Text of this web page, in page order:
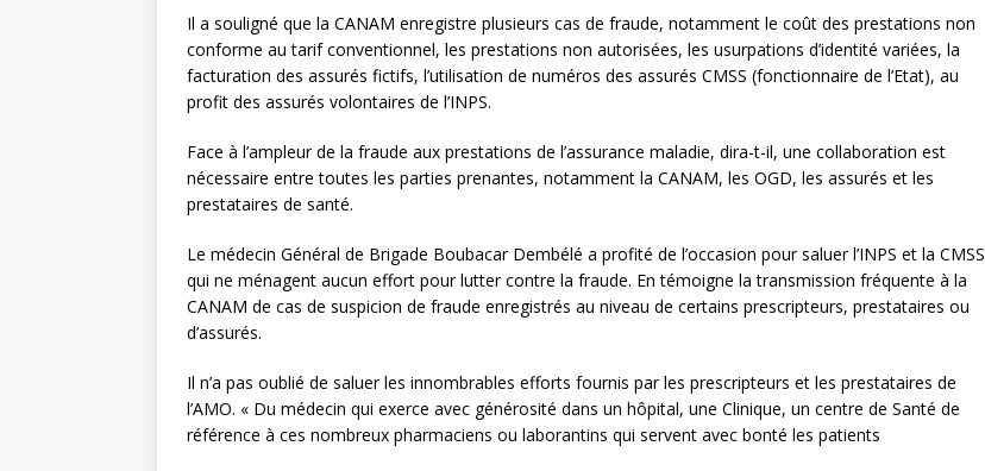
Il a souligné que la CANAM enregistre plusieurs cas de fraude, notamment le coût des prestations non
conforme au tarif conventionnel, les prestations non autorisées, les usurpations d’identité variées, la
facturation des assurés fictifs, l’utilisation de numéros des assurés CMSS (fonctionnaire de l’Etat), au
profit des assurés volontaires de l’INPS.
Face à l’ampleur de la fraude aux prestations de l’assurance maladie, dira-t-il, une collaboration est
nécessaire entre toutes les parties prenantes, notamment la CANAM, les OGD, les assurés et les
prestataires de santé.
Le médecin Général de Brigade Boubacar Dembélé a profité de l’occasion pour saluer l’INPS et la CMSS
qui ne ménagent aucun effort pour lutter contre la fraude. En témoigne la transmission fréquente à la
CANAM de cas de suspicion de fraude enregistrés au niveau de certains prescripteurs, prestataires ou
d’assurés.
Il n’a pas oublié de saluer les innombrables efforts fournis par les prescripteurs et les prestataires de
l’AMO. « Du médecin qui exerce avec générosité dans un hôpital, une Clinique, un centre de Santé de
référence à ces nombreux pharmaciens ou laborantins qui servent avec bonté les patients